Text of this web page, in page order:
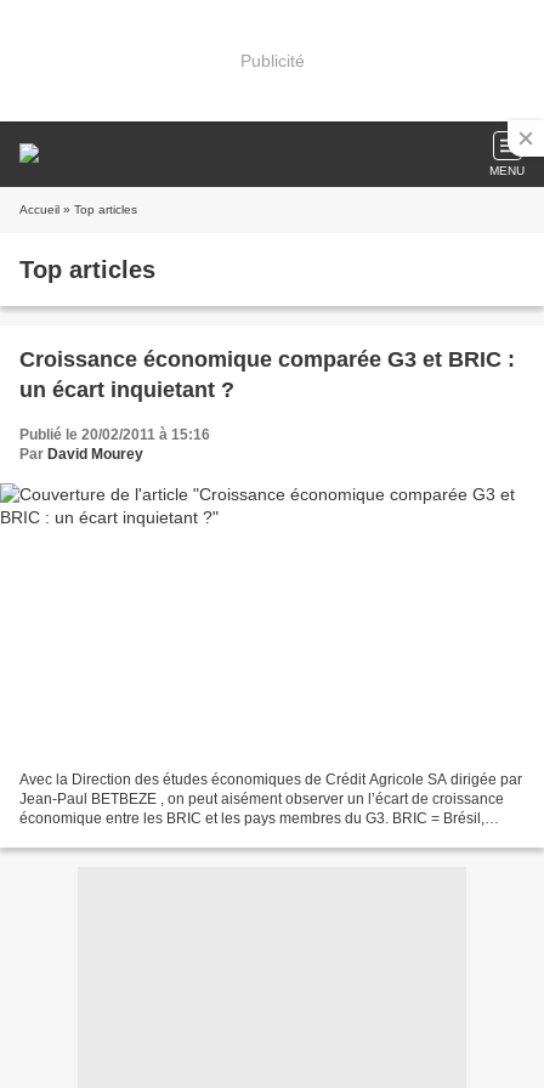
Publicité
MENU
Accueil » Top articles
Top articles
Croissance économique comparée G3 et BRIC :
un écart inquietant ?
Publié le 20/02/2011 à 15:16
Par David Mourey
Avec la Direction des études économiques de Crédit Agricole SA dirigée par
Jean-Paul BETBEZE , on peut aisément observer un l’écart de croissance
économique entre les BRIC et les pays membres du G3. BRIC = Brésil,